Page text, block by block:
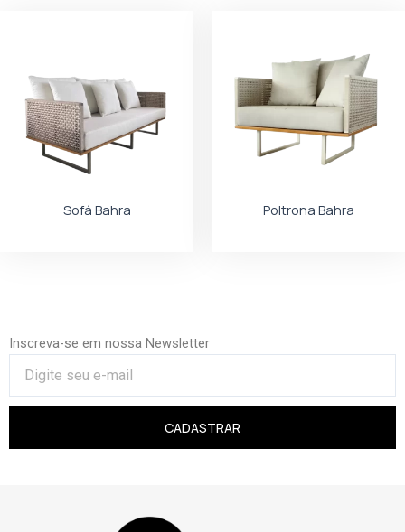
Sofá Bahra Poltrona Bahra
Inscreva-se em nossa Newsletter
CADASTRAR